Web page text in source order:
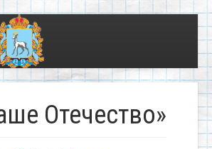
Отечество»